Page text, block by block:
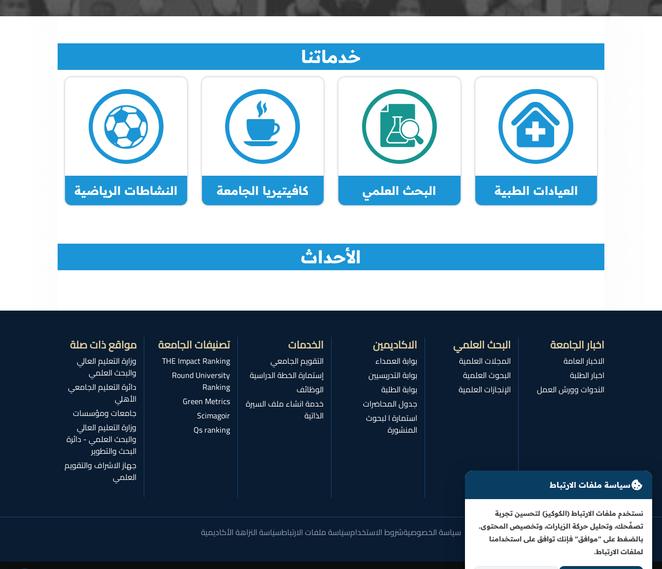
خدماتنا
العيادات الطبية البحث العلمي كافيتيريا الجامعة النشاطات الرياضية
الأحداث
سياسة ملفات الارتباط
نستخدم ملفات الارتباط (الكوكيز) لتحسين تجربة
تصفّحك، وتحليل حركة الزيارات، وتخصيص المحتوى.
بالضغط على "موافق" فإنك توافق على استخدامنا
لملفات الارتباط.
اخبار الجامعة
الاخبار العامة
اخبار الطلبة
الندوات وورش العمل
البحث العلمي
المجلات العلمية
البحوث العلمية
الإنجازات العلمية
الاكاديمين
بوابة العمداء
بوابة التدريسيين
بوابة الطلبة
جدول المحاضرات
استمارة ا لبحوث
المنشورة
الخدمات
التقويم الجامعي
إستمارة الخطة الدراسية
الوظائف
خدمة انشاء ملف السيرة
الذاتية
تصنيفات الجامعة
THE Impact Ranking
Round University
Ranking
Green Metrics
Scimagoir
Qs ranking
مواقع ذات صلة
وزارة التعليم العالي
والبحث العلمي
دائرة التعليم الجامعي
الأهلي
جامعات ومؤسسات
وزارة التعليم العالي
والبحث العلمي - دائرة
البحث والتطوير
جهاز الاشراف والتقويم
العلمي
سياسة الخصوصيةشروط الاستخدامسياسة ملفات الارتباطسياسة النزاهة الأكاديمية